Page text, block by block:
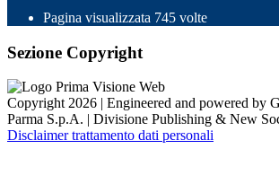
Pagina visualizzata 745 volte
Sezione Copyright
Copyright 2026 | Engineered and powered by
Parma S.p.A. | Divisione Publishing & New
Disclaimer trattamento dati personali